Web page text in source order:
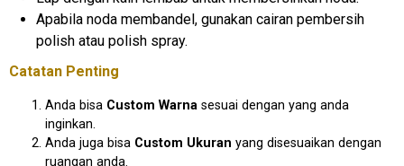
Apabila noda membandel, gunakan cairan pembersih
polish atau polish spray.
Catatan Penting
Anda bisa Custom Warna sesuai dengan yang anda
inginkan.
Anda juga bisa Custom Ukuran yang disesuaikan dengan
ruangan anda.